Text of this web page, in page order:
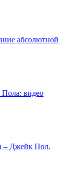
абсолютной
Пола: видео
– Джейк Пол.